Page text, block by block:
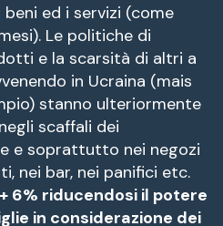
ed i servizi (come
Le politiche di
e la scarsità di altri a
in Ucraina (mais
stanno ulteriormente
scaffali dei
e soprattutto nei negozi
nei bar, nei panifici etc.
6% riducendosi il potere
in considerazione dei